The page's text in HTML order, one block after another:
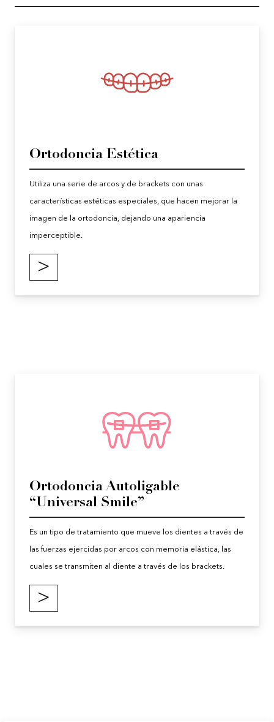
Ortodoncia Estética
Utiliza una serie de arcos y de brackets con unas
características estéticas especiales, que hacen mejorar la
imagen de la ortodoncia, dejando una apariencia
imperceptible.
>
Ortodoncia Autoligable
“Universal Smile”
Es un tipo de tratamiento que mueve los dientes a través de
las fuerzas ejercidas por arcos con memoria elástica, las
cuales se transmiten al diente a través de los brackets.
>